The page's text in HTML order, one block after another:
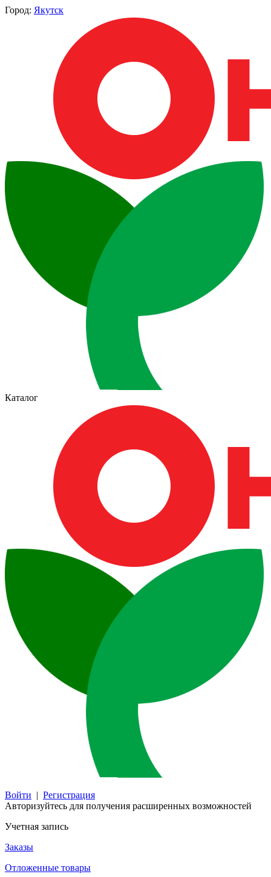
Город: Якутск
Каталог
Войти | Регистрация
Авторизуйтесь для получения расширенных возможностей
Учетная запись
Заказы
Отложенные товары